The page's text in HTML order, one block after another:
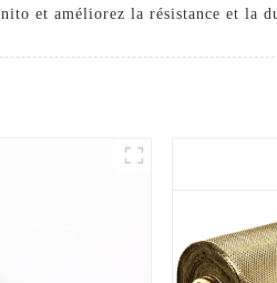
et améliorez la résistance et la